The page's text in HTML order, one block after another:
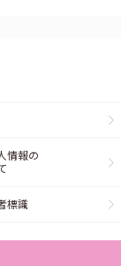
情報の
標識